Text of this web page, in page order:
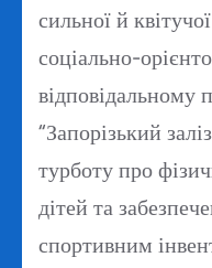
сильної й
соціально-
відповідальному
“Запорізький
турботу про
дітей та
спортивним